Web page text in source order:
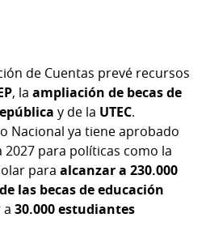
de Cuentas prevé recursos
, la ampliación de becas de
y de la UTEC.
Nacional ya tiene aprobado
para políticas como la
para alcanzar a 230.000
las becas de educación
a 30.000 estudiantes